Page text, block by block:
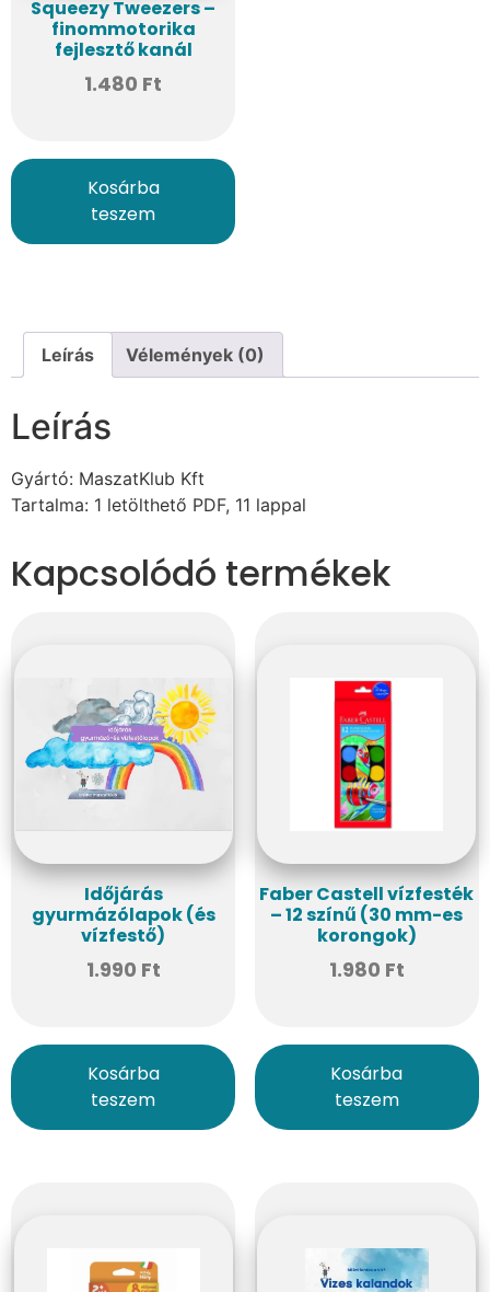
Squeezy Tweezers –
finommotorika
fejlesztő kanál
1.480 Ft
Kosárba
teszem
Leírás Vélemények (0)
Leírás
Gyártó: MaszatKlub Kft
Tartalma: 1 letölthető PDF, 11 lappal
Kapcsolódó termékek
Időjárás
gyurmázólapok (és
vízfestő)
1.990 Ft
Kosárba
teszem
Faber Castell vízfesték
– 12 színű (30 mm-es
korongok)
1.980 Ft
Kosárba
teszem